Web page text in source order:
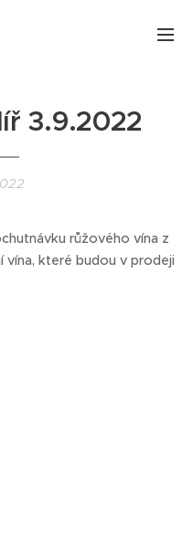
3.9.2022
růžového vína z
vína, které budou v prodeji